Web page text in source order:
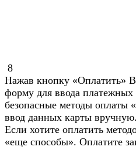
8
Нажав кнопку «Оплатить»
форму для ввода
безопасные методы
ввод данных карты вручную.
Если хотите оплатить
«еще способы». Оплатите